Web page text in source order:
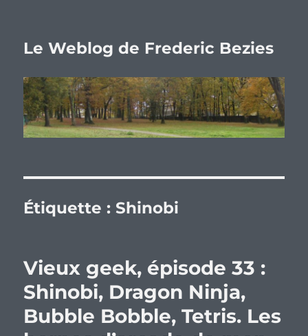
Le Weblog de Frederic Bezies
Étiquette : Shinobi
Vieux geek, épisode 33 :
Shinobi, Dragon Ninja,
Bubble Bobble, Tetris. Les